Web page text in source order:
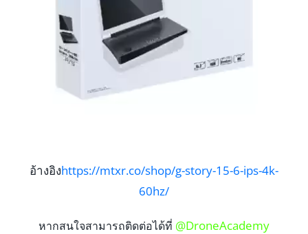
อ้างอิงhttps://mtxr.co/shop/g-story-15-6-ips-4k-
60hz/
หากสนใจสามารถติดต่อได้ที่ @DroneAcademy